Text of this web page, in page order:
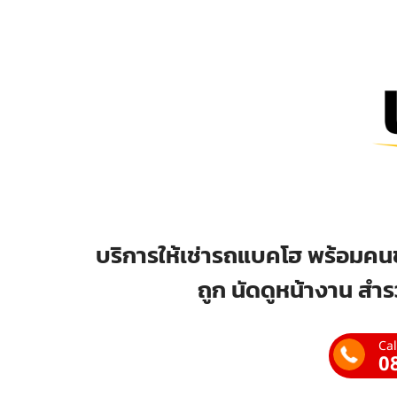
บริการให้เช่ารถแบคโฮ พร้อมค
ถูก นัดดูหน้างาน สำ